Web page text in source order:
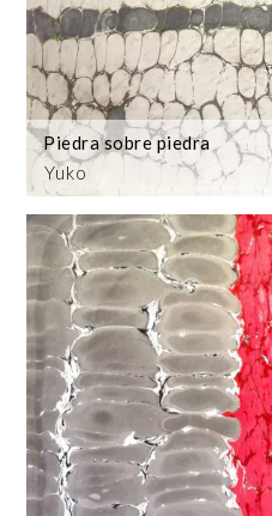
Yuko
Piedra sobre piedra